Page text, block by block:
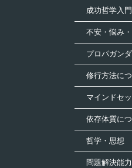
成功哲学入門
不安・悩み
プロパガン
修行方法に
マインドセ
依存体質に
哲学・思想
問題解決能力